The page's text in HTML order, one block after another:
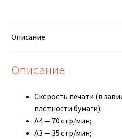
Описание
Описание
Скорость печати (в
плотности бумаги):
A4 — 70 стр/мин;
A3 — 35 стр/мин;